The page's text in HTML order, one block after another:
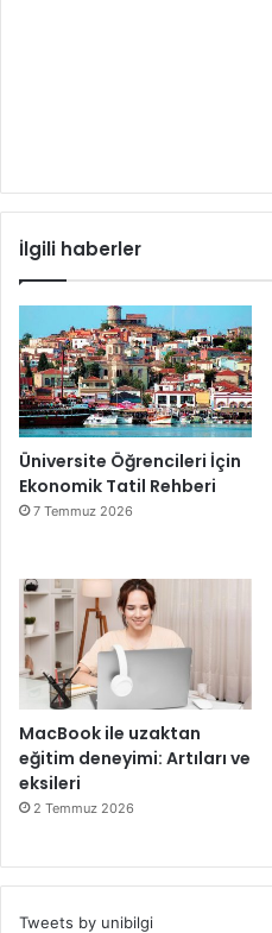
İlgili haberler
Üniversite Öğrencileri İçin
Ekonomik Tatil Rehberi
7 Temmuz 2026
MacBook ile uzaktan
eğitim deneyimi: Artıları ve
eksileri
2 Temmuz 2026
Tweets by unibilgi